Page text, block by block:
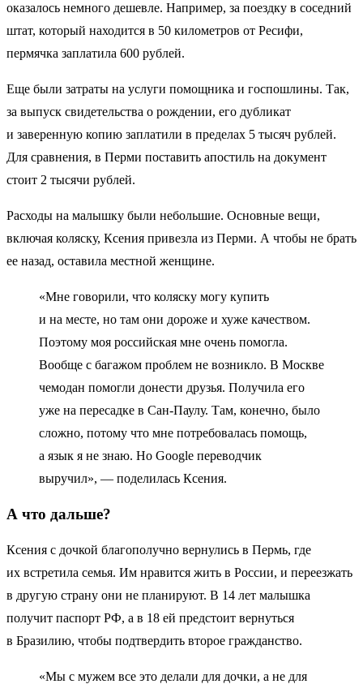
оказалось немного дешевле. Например, за поездку в соседний
штат, который находится в 50 километров от Ресифи,
пермячка заплатила 600 рублей.
Еще были затраты на услуги помощника и госпошлины. Так,
за выпуск свидетельства о рождении, его дубликат
и заверенную копию заплатили в пределах 5 тысяч рублей.
Для сравнения, в Перми поставить апостиль на документ
стоит 2 тысячи рублей.
Расходы на малышку были небольшие. Основные вещи,
включая коляску, Ксения привезла из Перми. А чтобы не брать
ее назад, оставила местной женщине.
«Мне говорили, что коляску могу купить
и на месте, но там они дороже и хуже качеством.
Поэтому моя российская мне очень помогла.
Вообще с багажом проблем не возникло. В Москве
чемодан помогли донести друзья. Получила его
уже на пересадке в Сан-Паулу. Там, конечно, было
сложно, потому что мне потребовалась помощь,
а язык я не знаю. Но Google переводчик
выручил», — поделилась Ксения.
А что дальше?
Ксения с дочкой благополучно вернулись в Пермь, где
их встретила семья. Им нравится жить в России, и переезжать
в другую страну они не планируют. В 14 лет малышка
получит паспорт РФ, а в 18 ей предстоит вернуться
в Бразилию, чтобы подтвердить второе гражданство.
«Мы с мужем все это делали для дочки, а не для